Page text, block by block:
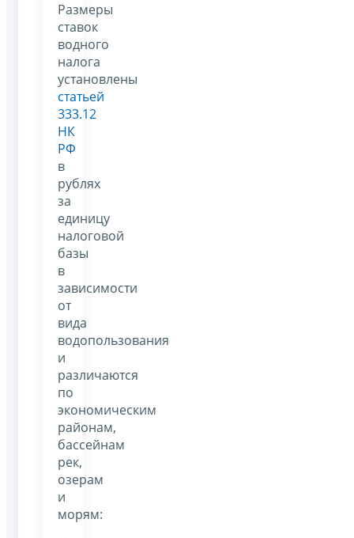
Размеры
ставок
водного
налога
установлены
статьей
333.12
НК
РФ
в
рублях
за
единицу
налоговой
базы
в
зависимости
от
вида
водопользования
и
различаются
по
экономическим
районам,
бассейнам
рек,
озерам
и
морям: